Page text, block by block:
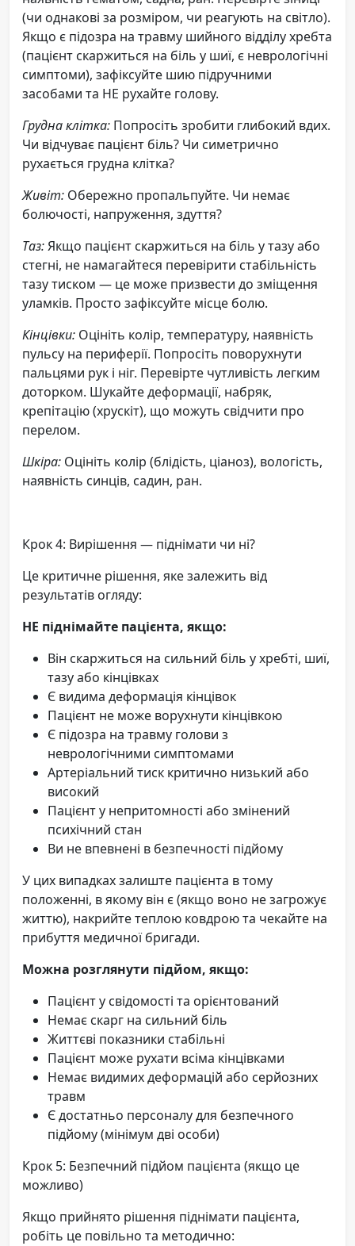
(чи однакові за розміром, чи реагують на світло).
Якщо є підозра на травму шийного відділу хребта
(пацієнт скаржиться на біль у шиї, є неврологічні
симптоми), зафіксуйте шию підручними
засобами та НЕ рухайте голову.
Грудна клітка: Попросіть зробити глибокий вдих.
Чи відчуває пацієнт біль? Чи симетрично
рухається грудна клітка?
Живіт: Обережно пропальпуйте. Чи немає
болючості, напруження, здуття?
Таз:Якщо пацієнт скаржиться на біль у тазу або
стегні, не намагайтеся перевірити стабільність
тазу тиском — це може призвести до зміщення
уламків. Просто зафіксуйте місце болю.
Кінцівки: Оцініть колір, температуру, наявність
пульсу на периферії. Попросіть поворухнути
пальцями рук і ніг. Перевірте чутливість легким
доторком. Шукайте деформації, набряк,
крепітацію (хрускіт), що можуть свідчити про
перелом.
Шкіра: Оцініть колір (блідість, ціаноз), вологість,
наявність синців, садин, ран.
Крок 4: Вирішення — піднімати чи ні?
Це критичне рішення, яке залежить від
результатів огляду:
НЕ піднімайте пацієнта, якщо:
Він скаржиться на сильний біль у хребті, шиї,
тазу або кінцівках
Є видима деформація кінцівок
Пацієнт не може ворухнути кінцівкою
Є підозра на травму голови з
неврологічними симптомами
Артеріальний тиск критично низький або
високий
Пацієнт у непритомності або змінений
психічний стан
Ви не впевнені в безпечності підйому
У цих випадках залиште пацієнта в тому
положенні, в якому він є (якщо воно не загрожує
життю), накрийте теплою ковдрою та чекайте на
прибуття медичної бригади.
Можна розглянути підйом, якщо:
Пацієнт у свідомості та орієнтований
Немає скарг на сильний біль
Життєві показники стабільні
Пацієнт може рухати всіма кінцівками
Немає видимих деформацій або серйозних
травм
Є достатньо персоналу для безпечного
підйому (мінімум дві особи)
Крок 5: Безпечний підйом пацієнта (якщо це
можливо)
Якщо прийнято рішення піднімати пацієнта,
робіть це повільно та методично: